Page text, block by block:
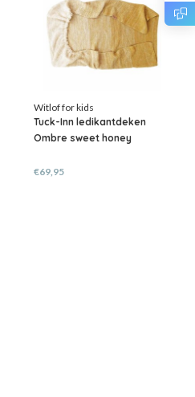
Witlof for kids
Tuck-Inn ledikantdeken
Ombre sweet honey
€69,95